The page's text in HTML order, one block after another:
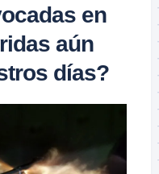
en
aún
días?